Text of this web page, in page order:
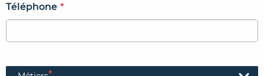
Téléphone *